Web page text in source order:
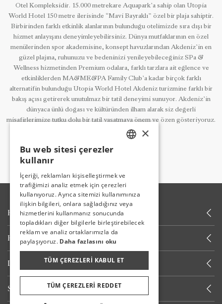
Otel Kompleksidir. 15.000 metrekare Aquapark’a sahip olan Utopia
World Hotel 150 metre ilerisinde “Mavi Bayraklı” özel bir plaja sahiptir.
Birbirinden farklı etkinlik alanlarının bulunduğu otelimizde sıra dışı bir
hizmet anlayışını deneyimleyebilirsiniz. Dünya mutfaklarının en özel
menülerinden spor akademisine, konsept havuzlarından Akdeniz’in en
güzel plajına, ruhunuzu ve bedeninizi yenileyebileceğiniz SPa &
Wellness hizmetinden Premium odalara, farklı tarzlara ait eğlence ve
etkinliklerden MA&ME&PA Family Club’a kadar birçok farklı
alternatifin bulunduğu Utopia World Hotel Akdeniz turizmine farklı bir
bakış açısı getirerek unutulmaz bir tatil deneyimi sunuyor. Akdeniz’in
dünyaca ünlü doğası ve kültüründen ilham alarak siz değerli
misafirlerimize tutku dolu bir tatil yaşatmaya önem ve özen gösteriyoruz.
HAKKIMIZDA
HABERLER
DIĞER LINKLER
SIZI ARAYALIM
RUSSIAN
×
Bu web sitesi çerezler
kullanır
İçeriği, reklamları kişiselleştirmek ve
trafiğimizi analiz etmek için çerezleri
kullanıyoruz. Ayrıca sitemizi kullanımınıza
ilişkin bilgileri, onlara sağladığınız veya
hizmetlerini kullanmanız sonucunda
topladıkları diğer bilgilerle birleştirebilecek
reklam ve analiz ortaklarımızla da
paylaşıyoruz. Daha fazlasını oku
TÜM ÇEREZLERI KABUL ET
TÜM ÇEREZLERI REDDET